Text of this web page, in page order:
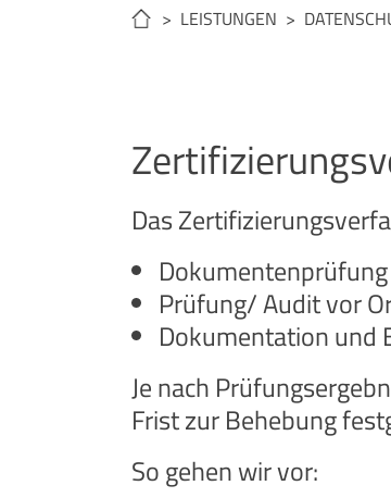
> LEISTUNGEN >
Das
Dokumentenprüfung
Prüfung/ Audit vor
Dokumentation und
Je nach
Frist zur Behebung
So gehen wir vor: